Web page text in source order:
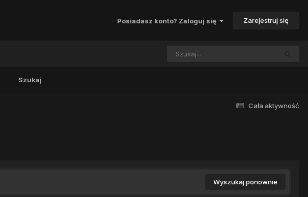
Posiadasz konto? Zaloguj się Zarejestruj się
Szukaj
Cała aktywność
Wyszukaj ponownie